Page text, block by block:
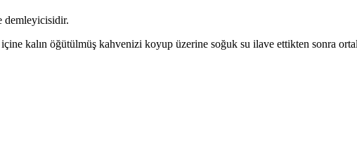
demleyicisidir.
kalın öğütülmüş kahvenizi koyup üzerine soğuk su ilave ettikten sonra